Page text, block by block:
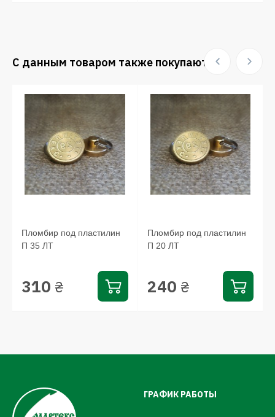
С данным товаром также покупают:
Пломбир под пластилин
П 35 ЛТ
310 ₴
Пломбир под пластилин
П 20 ЛТ
240 ₴
ГРАФИК РАБОТЫ